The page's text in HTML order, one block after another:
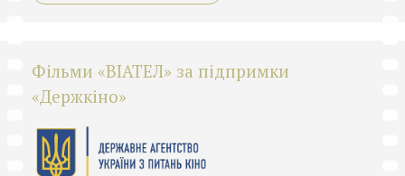
Фільми «ВІАТЕЛ» за підпримки
«Держкіно»